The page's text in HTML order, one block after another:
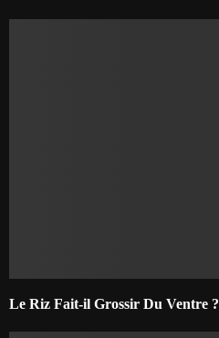
Le Riz Fait-il Grossir Du Ventre ?